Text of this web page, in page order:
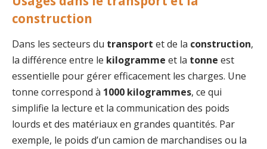
construction
Dans les secteurs du transport et de la construction,
la différence entre le kilogramme et la tonne est
essentielle pour gérer efficacement les charges. Une
tonne correspond à 1000 kilogrammes, ce qui
simplifie la lecture et la communication des poids
lourds et des matériaux en grandes quantités. Par
exemple, le poids d’un camion de marchandises ou la